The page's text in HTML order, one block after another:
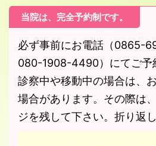
当院は、完全予約制です。
必ず事前にお電話（0865-
080-1908-4490）にてご予
診察中や移動中の場合は、
場合があります。その際は
ジを残して下さい。折り返